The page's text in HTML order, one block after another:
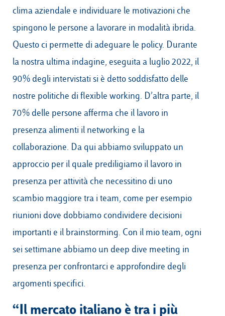
clima aziendale e individuare le motivazioni che
spingono le persone a lavorare in modalità ibrida.
Questo ci permette di adeguare le policy. Durante
la nostra ultima indagine, eseguita a luglio 2022, il
90% degli intervistati si è detto soddisfatto delle
nostre politiche di flexible working. D’altra parte, il
70% delle persone afferma che il lavoro in
presenza alimenti il networking e la
collaborazione. Da qui abbiamo sviluppato un
approccio per il quale prediligiamo il lavoro in
presenza per attività che necessitino di uno
scambio maggiore tra i team, come per esempio
riunioni dove dobbiamo condividere decisioni
importanti e il brainstorming. Con il mio team, ogni
sei settimane abbiamo un deep dive meeting in
presenza per confrontarci e approfondire degli
argomenti specifici.
“Il mercato italiano è tra i più